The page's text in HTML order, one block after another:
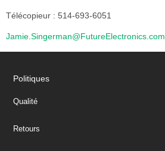
Télécopieur : 514-693-6051
Jamie.Singerman@FutureElectronics.com
Politiques
Qualité
Retours